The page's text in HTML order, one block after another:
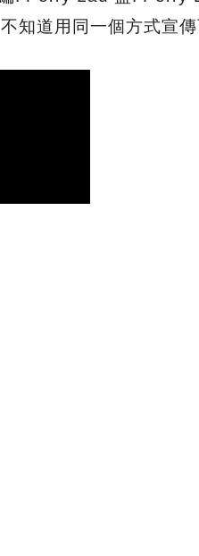
知道用同一個方式宣傳